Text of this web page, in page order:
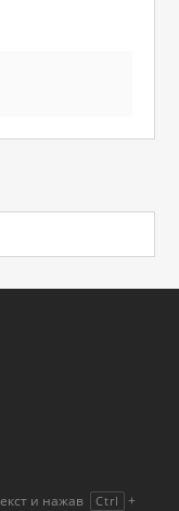
и нажав Ctrl +